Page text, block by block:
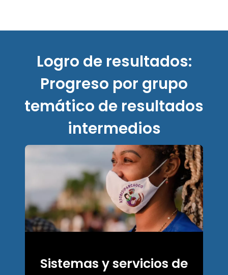
Logro de resultados:
Progreso por grupo
temático de resultados
intermedios
Sistemas y servicios de